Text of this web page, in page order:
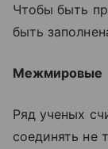
Чтобы быть
быть
Межмировые
Ряд ученых
соединять не